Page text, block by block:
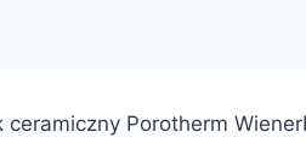
ceramiczny Porotherm